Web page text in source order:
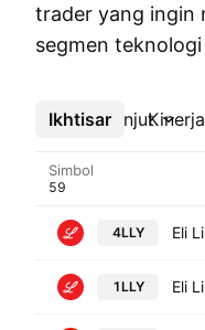
trader yang ingin
segmen
Ikhtisar Kinerja
Lebih lanjut
Simbol
4LLY Eli
1LLY Eli